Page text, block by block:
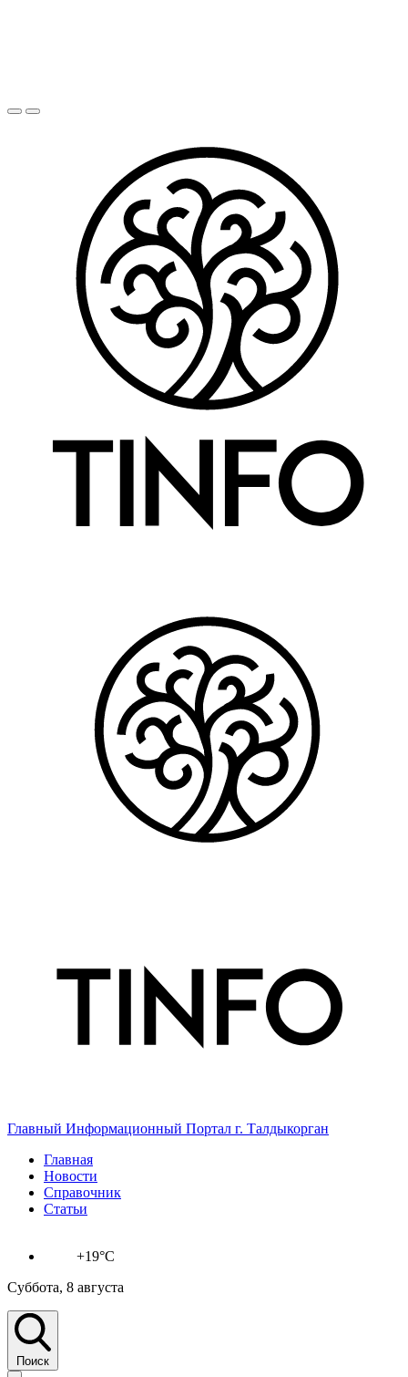
Главный Информационный Портал г. Талдыкорган
Главная
Новости
Справочник
Статьи
+19°C
Суббота, 8 августа
Поиск